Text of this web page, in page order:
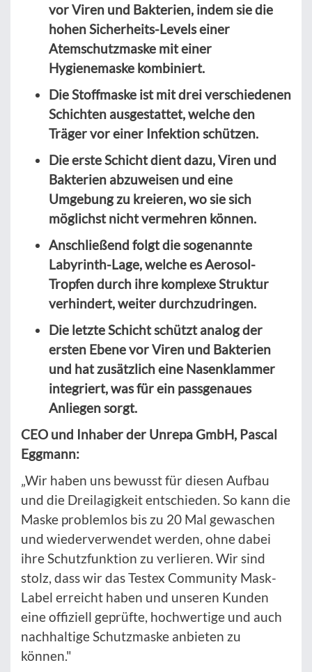
vor Viren und Bakterien, indem sie die
hohen Sicherheits-Levels einer
Atemschutzmaske mit einer
Hygienemaske kombiniert.
Die Stoffmaske ist mit drei verschiedenen
Schichten ausgestattet, welche den
Träger vor einer Infektion schützen.
Die erste Schicht dient dazu, Viren und
Bakterien abzuweisen und eine
Umgebung zu kreieren, wo sie sich
möglichst nicht vermehren können.
Anschließend folgt die sogenannte
Labyrinth-Lage, welche es Aerosol-
Tropfen durch ihre komplexe Struktur
verhindert, weiter durchzudringen.
Die letzte Schicht schützt analog der
ersten Ebene vor Viren und Bakterien
und hat zusätzlich eine Nasenklammer
integriert, was für ein passgenaues
Anliegen sorgt.
CEO und Inhaber der Unrepa GmbH, Pascal
Eggmann:
„Wir haben uns bewusst für diesen Aufbau
und die Dreilagigkeit entschieden. So kann die
Maske problemlos bis zu 20 Mal gewaschen
und wiederverwendet werden, ohne dabei
ihre Schutzfunktion zu verlieren. Wir sind
stolz, dass wir das Testex Community Mask-
Label erreicht haben und unseren Kunden
eine offiziell geprüfte, hochwertige und auch
nachhaltige Schutzmaske anbieten zu
können."